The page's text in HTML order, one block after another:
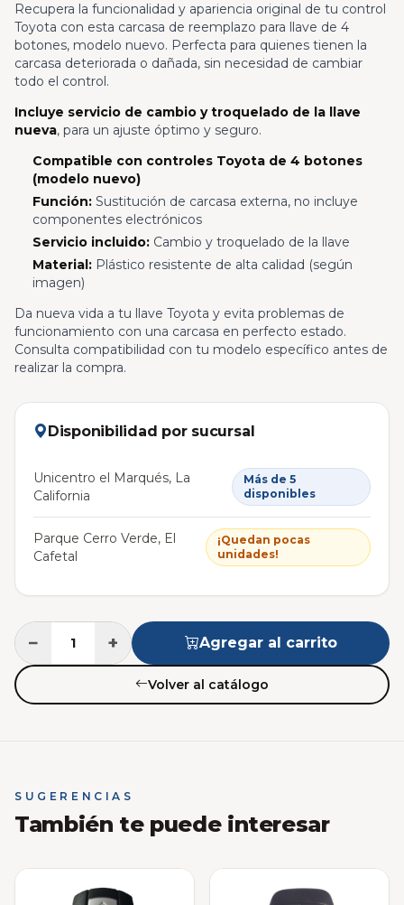
Recupera la funcionalidad y apariencia original de tu control
Toyota con esta carcasa de reemplazo para llave de 4
botones, modelo nuevo. Perfecta para quienes tienen la
carcasa deteriorada o dañada, sin necesidad de cambiar
todo el control.
Incluye servicio de cambio y troquelado de la llave
nueva, para un ajuste óptimo y seguro.
Compatible con controles Toyota de 4 botones
(modelo nuevo)
Función:Sustitución de carcasa externa, no incluye
componentes electrónicos
Servicio incluido:Cambio y troquelado de la llave
Material:Plástico resistente de alta calidad (según
imagen)
Da nueva vida a tu llave Toyota y evita problemas de
funcionamiento con una carcasa en perfecto estado.
Consulta compatibilidad con tu modelo específico antes de
realizar la compra.
Disponibilidad por sucursal
Unicentro el Marqués, La
California
Más de 5
disponibles
Parque Cerro Verde, El
Cafetal
¡Quedan pocas
unidades!
− + Agregar al carrito
Volver al catálogo
SUGERENCIAS
También te puede interesar